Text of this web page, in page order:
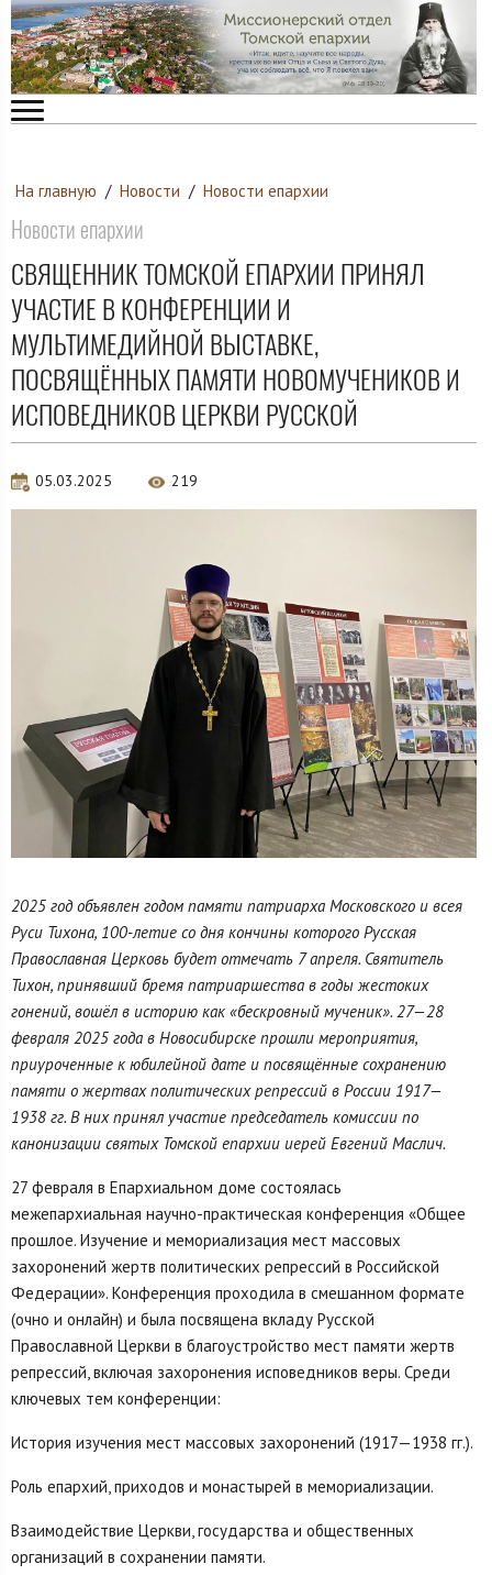
На главную / Новости / Новости епархии
Новости епархии
СВЯЩЕННИК ТОМСКОЙ ЕПАРХИИ ПРИНЯЛ
УЧАСТИЕ В КОНФЕРЕНЦИИ И
МУЛЬТИМЕДИЙНОЙ ВЫСТАВКЕ,
ПОСВЯЩЁННЫХ ПАМЯТИ НОВОМУЧЕНИКОВ И
ИСПОВЕДНИКОВ ЦЕРКВИ РУССКОЙ
05.03.2025 219
2025 год объявлен годом памяти патриарха Московского и всея
Руси Тихона, 100-летие со дня кончины которого Русская
Православная Церковь будет отмечать 7 апреля. Святитель
Тихон, принявший бремя патриаршества в годы жестоких
гонений, вошёл в историю как «бескровный мученик». 27—28
февраля 2025 года в Новосибирске прошли мероприятия,
приуроченные к юбилейной дате и посвящённые сохранению
памяти о жертвах политических репрессий в России 1917—
1938 гг. В них принял участие председатель комиссии по
канонизации святых Томской епархии иерей Евгений Маслич.
27 февраля в Епархиальном доме состоялась
межепархиальная научно-практическая конференция «Общее
прошлое. Изучение и мемориализация мест массовых
захоронений жертв политических репрессий в Российской
Федерации». Конференция проходила в смешанном формате
(очно и онлайн) и была посвящена вкладу Русской
Православной Церкви в благоустройство мест памяти жертв
репрессий, включая захоронения исповедников веры. Среди
ключевых тем конференции:
История изучения мест массовых захоронений (1917—1938 гг.).
Роль епархий, приходов и монастырей в мемориализации.
Взаимодействие Церкви, государства и общественных
организаций в сохранении памяти.